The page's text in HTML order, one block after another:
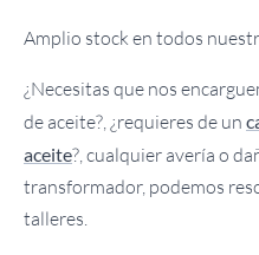
Amplio stock en todos
¿Necesitas que nos
de aceite?, ¿requieres de un
aceite?, cualquier avería o
transformador, podemos
talleres.